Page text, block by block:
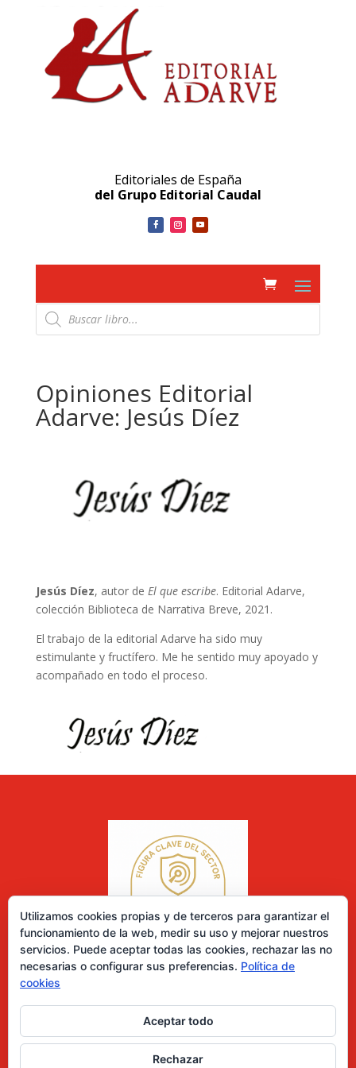
Editoriales de España
del Grupo Editorial Caudal
Búsqueda
de
productos
Opiniones Editorial
Adarve: Jesús Díez
Jesús Díez, autor de El que escribe. Editorial Adarve,
colección Biblioteca de Narrativa Breve, 2021.
El trabajo de la editorial Adarve ha sido muy
estimulante y fructífero. Me he sentido muy apoyado y
acompañado en todo el proceso.
0 elementos
Utilizamos cookies propias y de terceros para garantizar el
funcionamiento de la web, medir su uso y mejorar nuestros
servicios. Puede aceptar todas las cookies, rechazar las no
necesarias o configurar sus preferencias. Política de
cookies
Aceptar todo
Rechazar